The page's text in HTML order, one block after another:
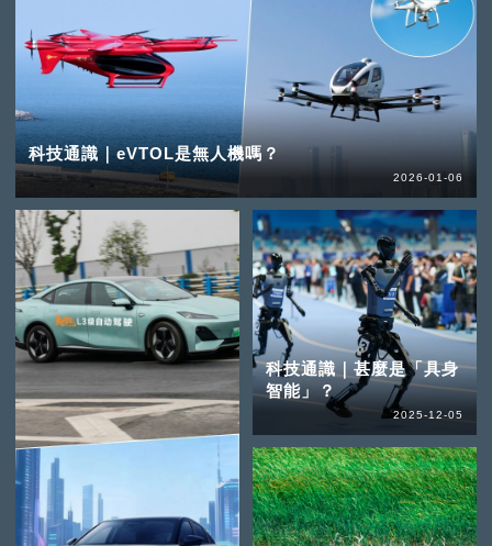
科技通識｜eVTOL是無人機嗎？
2026-01-06
科技通識｜甚麼是「具身
智能」？
2025-12-05